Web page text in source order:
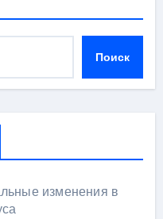
Поиск
изменения в